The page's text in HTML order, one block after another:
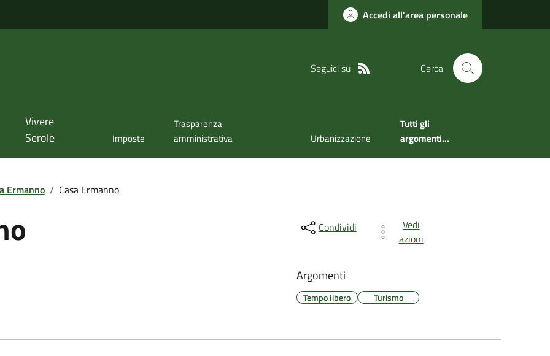
Accedi all'area personale
Seguici su Cerca
Vivere
Serole
Imposte
Trasparenza
amministrativa
Urbanizzazione
Tutti gli
argomenti...
Ermanno / Casa Ermanno
Condividi
Vedi
azioni
Argomenti
Tempo libero Turismo